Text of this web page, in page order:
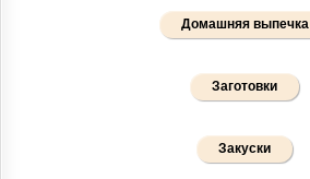
Домашняя выпечка
Заготовки
Закуски